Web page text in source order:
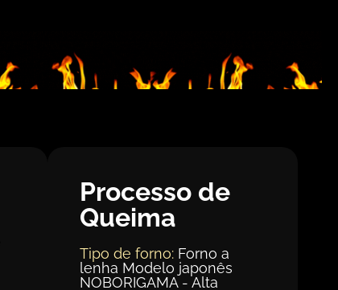
Processo de
Queima
Tipo de forno: Forno a
lenha Modelo japonês
NOBORIGAMA - Alta